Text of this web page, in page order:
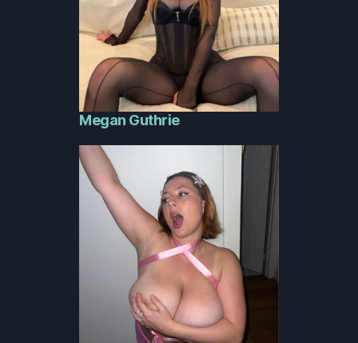
Megan Guthrie